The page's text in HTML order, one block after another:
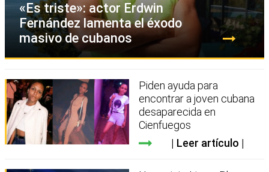
«Es triste»: actor Erdwin
Fernández lamenta el éxodo
masivo de cubanos
Piden ayuda para
encontrar a joven cubana
desaparecida en
Cienfuegos
Leer artículo